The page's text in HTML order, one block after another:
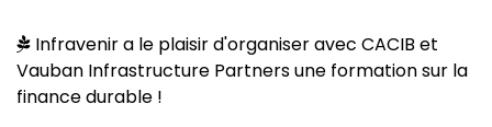
Infravenir a le plaisir d'organiser avec CACIB et
Vauban Infrastructure Partners une formation sur la
finance durable !